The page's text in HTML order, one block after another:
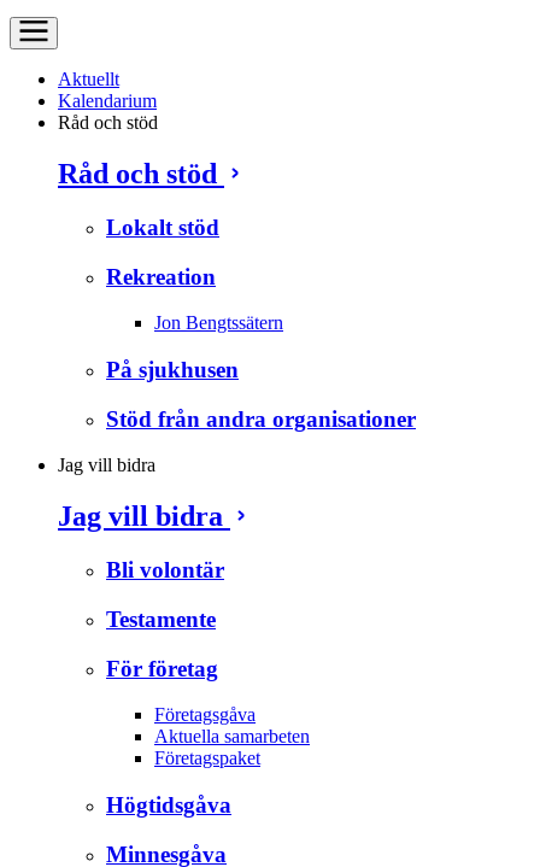
Aktuellt
Kalendarium
Råd och stöd
Råd och stöd
Lokalt stöd
Rekreation
Jon Bengtssätern
På sjukhusen
Stöd från andra organisationer
Jag vill bidra
Jag vill bidra
Bli volontär
Testamente
För företag
Företagsgåva
Aktuella samarbeten
Företagspaket
Högtidsgåva
Minnesgåva